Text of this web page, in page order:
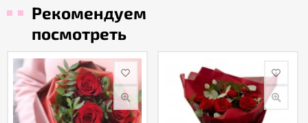
Рекомендуем
посмотреть